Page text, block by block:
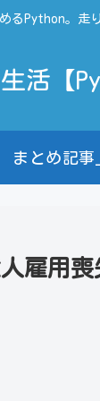
るPython。
活【
まとめ記
雇用喪